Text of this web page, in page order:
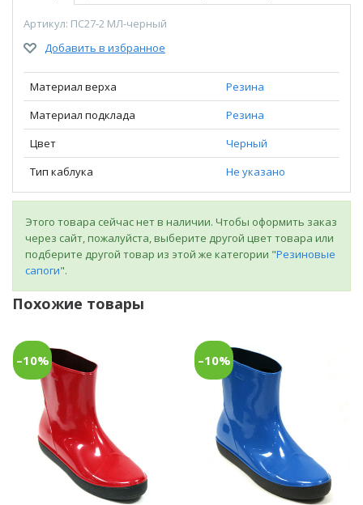
Артикул: ПС27-2 МЛ-черный
Добавить в избранное
Материал верха
Резина
Материал подклада
Резина
Цвет
Черный
Тип каблука
Не указано
Этого товара сейчас нет в наличии. Чтобы оформить заказ
через сайт, пожалуйста, выберите другой цвет товара или
подберите другой товар из этой же категории "Резиновые
сапоги".
Похожие товары
–10% –10%